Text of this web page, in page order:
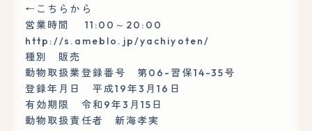
←こちらから
営業時間 11:00～20:00
http://s.ameblo.jp/yachiyoten/
種別 販売
動物取扱業登録番号 第06-習保14-35号
登録年月日 平成19年3月16日
有効期限 令和9年3月15日
動物取扱責任者 新海孝実